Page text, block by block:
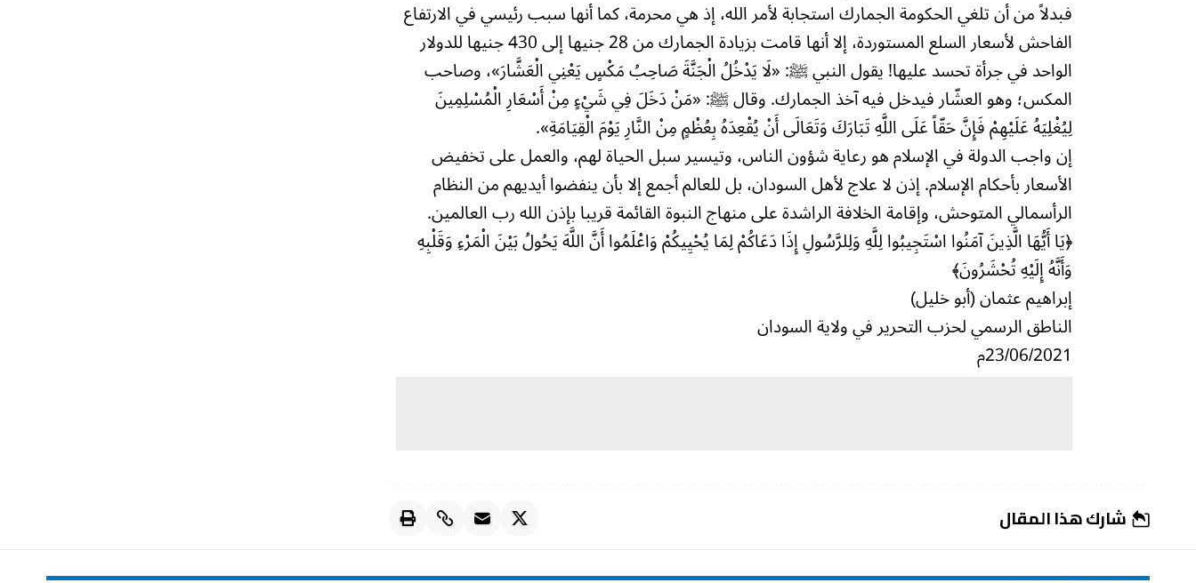
فبدلاً من أن تلغي الحكومة الجمارك استجابة لأمر الله، إذ هي محرمة، كما أنها سبب رئيسي في الارتفاع
الفاحش لأسعار السلع المستوردة، إلا أنها قامت بزيادة الجمارك من 28 جنيها إلى 430 جنيها للدولار
الواحد في جرأة تحسد عليها! يقول النبي ﷺ: «لَا يَدْخُلُ الْجَنَّةَ صَاحِبُ مَكْسٍ يَعْنِي الْعَشَّارَ»، وصاحب
المكس؛ وهو العشّار فيدخل فيه آخذ الجمارك. وقال ﷺ: «مَنْ دَخَلَ فِي شَيْءٍ مِنْ أَسْعَارِ الْمُسْلِمِينَ
لِيُغْلِيَهُ عَلَيْهِمْ فَإِنَّ حَقّاً عَلَى اللَّهِ تَبَارَكَ وَتَعَالَى أَنْ يُقْعِدَهُ بِعُظْمٍ مِنْ النَّارِ يَوْمَ الْقِيَامَةِ».
إن واجب الدولة في الإسلام هو رعاية شؤون الناس، وتيسير سبل الحياة لهم، والعمل على تخفيض
الأسعار بأحكام الإسلام. إذن لا علاج لأهل السودان، بل للعالم أجمع إلا بأن ينفضوا أيديهم من النظام
الرأسمالي المتوحش، وإقامة الخلافة الراشدة على منهاج النبوة القائمة قريبا بإذن الله رب العالمين.
﴿يَا أَيُّهَا الَّذِينَ آمَنُوا اسْتَجِيبُوا لِلَّهِ وَلِلرَّسُولِ إِذَا دَعَاكُمْ لِمَا يُحْيِيكُمْ وَاعْلَمُوا أَنَّ اللَّهَ يَحُولُ بَيْنَ الْمَرْءِ وَقَلْبِهِ
وَأَنَّهُ إِلَيْهِ تُحْشَرُونَ﴾
إبراهيم عثمان (أبو خليل)
الناطق الرسمي لحزب التحرير في ولاية السودان
23/06/2021م
شارك هذا المقال